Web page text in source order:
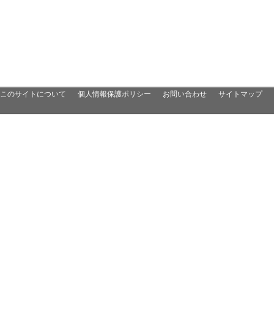
このサイトについて 個人情報保護ポリシー お問い合わせ サイトマップ